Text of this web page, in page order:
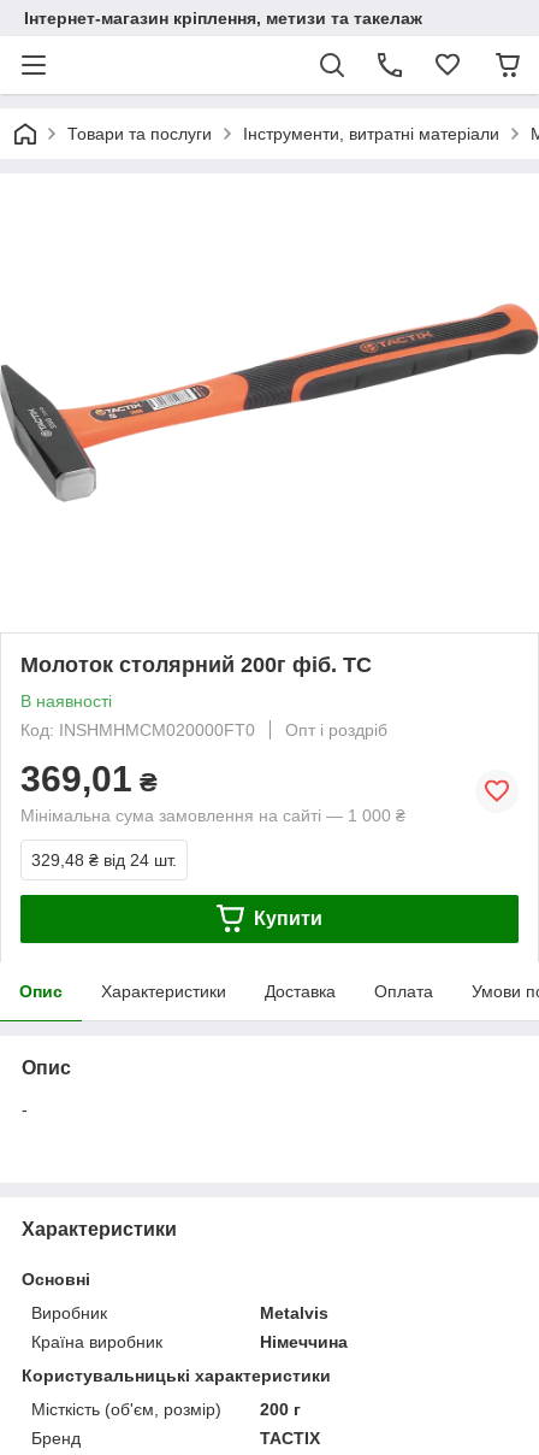
Інтернет-магазин кріплення, метизи та такелаж
Товари та послуги Інструменти, витратні матеріали
Молоток столярний 200г фіб. TC
В наявності
Код: INSHMHMCM020000FT0
Опт і роздріб
369,01 ₴
Мінімальна сума замовлення на сайті — 1 000 ₴
329,48 ₴ від 24 шт.
Купити
Опис Характеристики Доставка Оплата Умови
Опис
-
Характеристики
Основні
Виробник
Metalvis
Країна виробник
Німеччина
Користувальницькі характеристики
Місткість (об'єм, розмір)
200 г
Бренд
TACTIX